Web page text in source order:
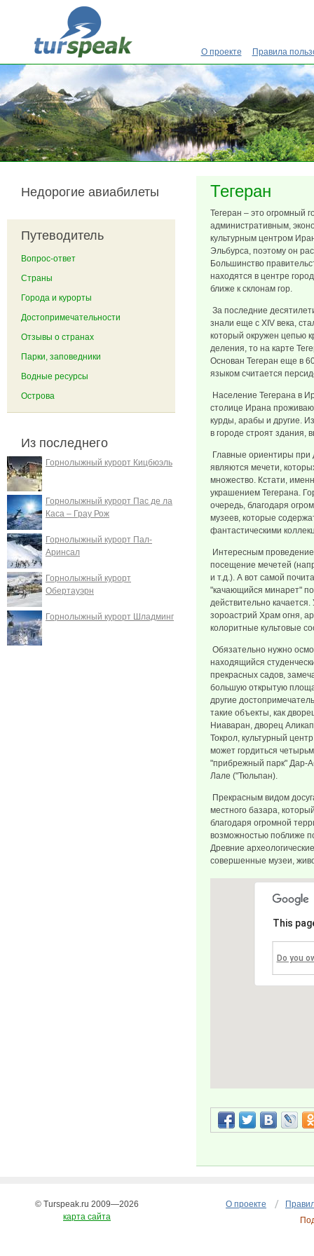
Перейти к основному содержанию
О проекте Правила
Тегеран
Тегеран – это огромный
административным,
культурным центром
Эльбурса, поэтому он
Большинство
находятся в центре
ближе к склонам гор.
За последние
знали еще с XIV века,
который окружен цепью
деления, то на карте
Основан Тегеран еще в
языком считается
Население Тегерана в
столице Ирана
курды, арабы и другие.
в городе строят здания,
Главные ориентиры при
являются мечети,
множество. Кстати,
украшением Тегерана.
очередь, благодаря
музеев, которые
фантастическими
Интересным
посещение мечетей
и т.д.). А вот самой
"качающийся минарет"
действительно
зороастрий Храм огня,
колоритные культовые
Обязательно нужно
находящийся
прекрасных садов,
большую открытую
другие
такие объекты, как
Ниаваран, дворец
Токрол, культурный
может гордиться
"прибрежный парк" Дар-
Лале ("Тюльпан).
Прекрасным видом
местного базара,
благодаря огромной
возможностью поближе
Древние
совершенные музеи,
This
Do you
Недорогие авиабилеты
Путеводитель
Вопрос-ответ
Страны
Города и курорты
Достопримечательности
Отзывы о странах
Парки, заповедники
Водные ресурсы
Острова
Из последнего
Горнолыжный курорт Кицбюэль
Горнолыжный курорт Пас де ла
Каса – Грау Рож
Горнолыжный курорт Пал-
Аринсал
Горнолыжный курорт
Обертауэрн
Горнолыжный курорт Шладминг
О проекте
© Turspeak.ru 2009—2026
карта сайта